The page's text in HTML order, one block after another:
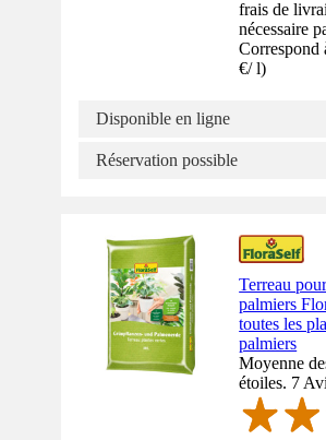
frais de
nécessaire
Correspond
€/ l)
Disponible en ligne
Réservation possible
Terreau
palmiers
toutes les
palmiers
Moyenne
étoiles. 7